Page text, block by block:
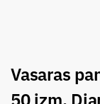
Vasaras